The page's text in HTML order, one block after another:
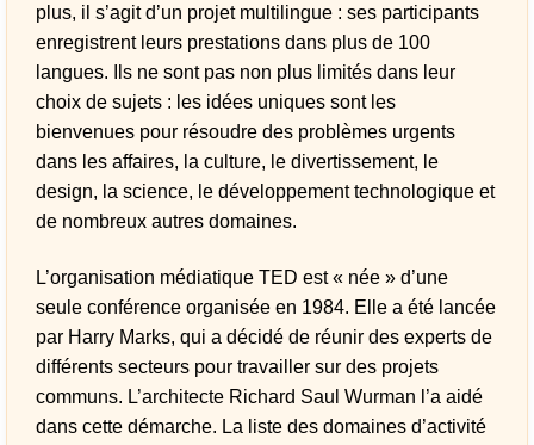
plus, il s’agit d’un projet multilingue : ses participants
enregistrent leurs prestations dans plus de 100
langues. Ils ne sont pas non plus limités dans leur
choix de sujets : les idées uniques sont les
bienvenues pour résoudre des problèmes urgents
dans les affaires, la culture, le divertissement, le
design, la science, le développement technologique et
de nombreux autres domaines.
L’organisation médiatique TED est « née » d’une
seule conférence organisée en 1984. Elle a été lancée
par Harry Marks, qui a décidé de réunir des experts de
différents secteurs pour travailler sur des projets
communs. L’architecte Richard Saul Wurman l’a aidé
dans cette démarche. La liste des domaines d’activité